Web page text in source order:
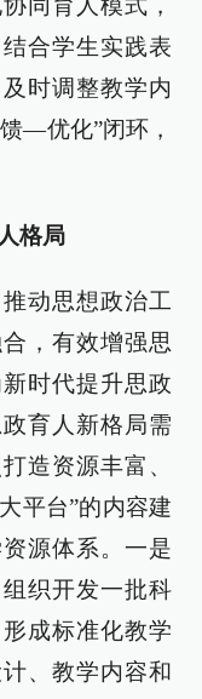
同育人模式，
合学生实践表
时调整教学内
—优化”闭环，
格局
动思想政治工
，有效增强思
时代提升思政
育人新格局需
造资源丰富、
平台”的内容建
源体系。一是
织开发一批科
成标准化教学
、教学内容和